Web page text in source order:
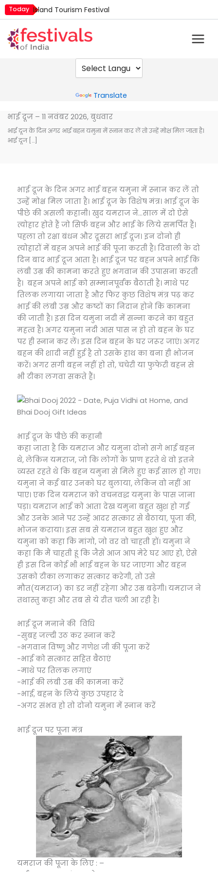
Skip
to
content
Today Island Tourism Festival
Mim Kut
Nashik Kumbh Mela
Nehru Trophy Boat Race
Translate
भाई दूज – 11 नवंबर 2026, बुधवार
भाई दूज के दिन अगर भाई बहन यमुना में स्नान कर लें तो उन्हें मोक्ष मिल जाता है।
भाई दूज […]
भाई दूज के दिन अगर भाई बहन यमुना में स्नान कर लें तो
उन्हें मोक्ष मिल जाता है। भाई दूज के विशेष मंत्र। भाई दूज के
पीछे की असली कहानी। खुद यमराज ने…साल में दो ऐसे
त्योहार होते हैं जो सिर्फ बहन और भाई के लिये समर्पित हैं।
पहला तो रक्षा बंधन और दूसरा भाई दूज। इन दोनो ही
त्योहारों में बहन अपने भाई की पूजा करती है। दिवाली के दो
दिन बाद भाई दूज आता है। भाई दूज पर बहन अपने भाई कि
लंबी उम्र की कामना करते हुए भगवान की उपासना करती
है। बहन अपने भाई को सम्मानपूर्वक बैठाती है। माथे पर
तिलक लगाया जाता है और फिर कुछ विशेष मंत्र पढ़ कर
भाई की लंबी उम्र और कष्टों का निदान होने कि कामना
की जाती है। इस दिन यमुना नदी में सन्ना करने का बहुत
महत्व है। अगर यमुना नदी आस पास न हो तो बहन के घर
पर ही स्नान कर लें। इस दिन बहन के घर जरूर जाएं। अगर
बहन की शादी नहीं हुई है तो उसके हाथ का बना ही भोजन
करें। अगर सगी बहन नहीं हो तो, चचेरी या फुफेरी बहन से
भी टीका लगवा सकते हैं।
भाई दूज के पीछे की कहानी
कहा जाता है कि यमराज और यमुना दोनो सगे भाई बहन
थे, लेकिन यमराज, जो कि लोगों के प्राण हरते थे वो इतने
व्यस्त रहते थे कि बहन यमुना से मिले हुए कई साल हो गए।
यमुना ने कई बार उनको घर बुलाया, लेकिन वो नहीं आ
पाए। एक दिन यमराज को वचनवद्ध यमुना के पास जाना
पड़ा। यमराज भाई को आता देख यमुना बहुत खुश हो गई
और उनके आने पर उन्हें आदर सत्कार से बैठाया, पूजा की,
भोजन कराया। इस सब से यमराज बहुत खुश हुए और
यमुना को कहा कि मांगो, जो वर वो चाहती हों। यमुना ने
कहा कि मैं चाहती हूं कि जैसे आज आप मेरे घर आए हो, ऐसे
ही इस दिन कोई भी भाई बहन के घर जाएगा और बहन
उसको टीका लगाकर सत्कार करेगी, तो उसे
मौत(यमराज) का डर नहीं रहेगा और उम्र बढ़ेगी। यमराज ने
तथास्तु कहा और तब से ये रीत चली आ रही है।
भाई दूज मनाने की विधि
-सुबह जल्दी उठ कर स्नान करें
-भगवान विष्णू और गणेश जी की पूजा करें
-भाई को सत्कार सहित बैठाएं
-माथे पर तिलक लगाएं
-भाई की लंबी उम्र की कामना करें
-भाई, बहन के लिये कुछ उपहार दे
-अगर संभव हो तो दोनो यमुना में स्नान करें
भाई दूज पर पूजा मंत्र
यमराज की पूजा के लिए : –